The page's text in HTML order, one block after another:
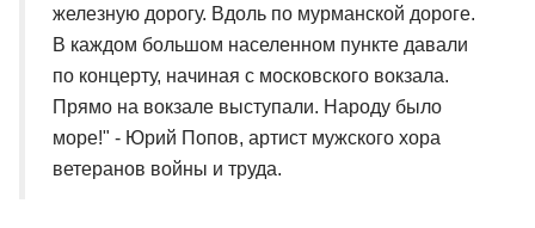
железную дорогу. Вдоль по мурманской дороге.
В каждом большом населенном пункте давали
по концерту, начиная с московского вокзала.
Прямо на вокзале выступали. Народу было
море!" - Юрий Попов, артист мужского хора
ветеранов войны и труда.